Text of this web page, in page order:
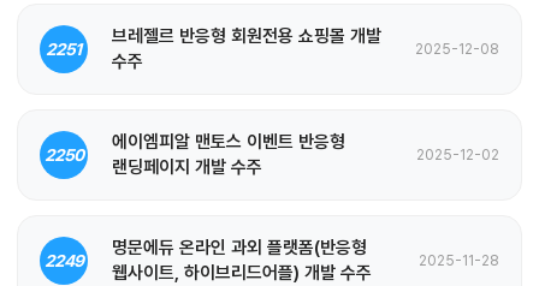
2251
브레젤르 반응형 회원전용 쇼핑몰 개발
수주
2025-12-08
2250
에이엠피알 맨토스 이벤트 반응형
랜딩페이지 개발 수주
2025-12-02
2249
명문에듀 온라인 과외 플랫폼(반응형
웹사이트, 하이브리드어플) 개발 수주
2025-11-28